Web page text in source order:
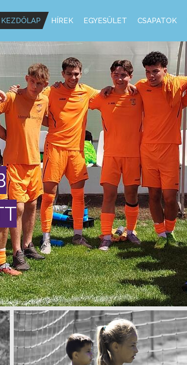
KEZDŐLAP HÍREK EGYESÜLET CSAPATOK